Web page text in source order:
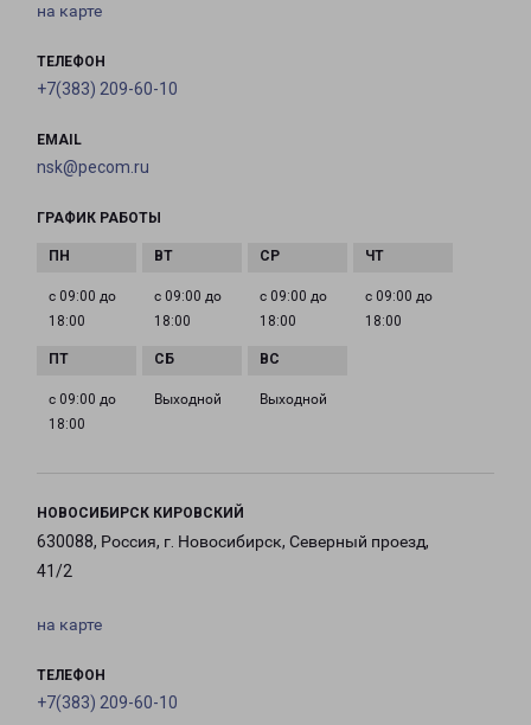
на карте
ТЕЛЕФОН
+7(383) 209-60-10
EMAIL
nsk@pecom.ru
ГРАФИК РАБОТЫ
с 09:00 до
18:00
с 09:00 до
18:00
с 09:00 до
18:00
с 09:00 до
18:00
с 09:00 до
18:00
Выходной Выходной
НОВОСИБИРСК КИРОВСКИЙ
630088, Россия, г. Новосибирск, Северный проезд,
41/2
на карте
ТЕЛЕФОН
+7(383) 209-60-10